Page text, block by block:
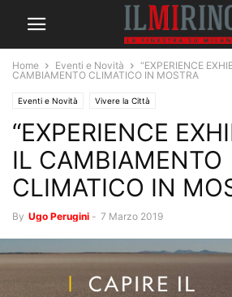
Home Eventi e Novità
“EXPERIENCE
CAMBIAMENTO CLIMATICO IN MOSTRA
Eventi e Novità Vivere la Città
“EXPERIENCE
IL CAMBIAMENTO
CLIMATICO IN
By Ugo Perugini - 7 Marzo 2019